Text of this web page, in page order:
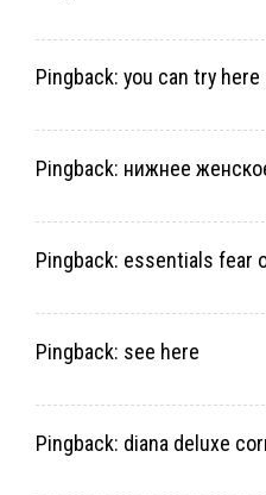
Pingback: you can try here
Pingback: нижнее
Pingback: essentials fear
Pingback: see here
Pingback: diana deluxe